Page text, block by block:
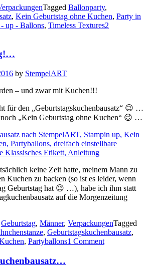
Tagged Ballonparty,
, Kein Geburtstag ohne Kuchen, Party in
up - Ballons, Timeless Textures2
by StempelART
– und zwar mit Kuchen!!!
für den „Geburtstagskuchenbausatz“ 😉 …
noch „Kein Geburtstag ohne Kuchen“ 😉 …
keine Zeit hatte, meinem Mann zu
Kuchen zu backen (so ist es leider, wenn
Geburtstag hat 😉 …), habe ich ihm statt
auf die Morgenzeitung
Geburtstag, Männer, VerpackungenTagged
, Geburtstagskuchenbausatz,
, Partyballons1 Comment